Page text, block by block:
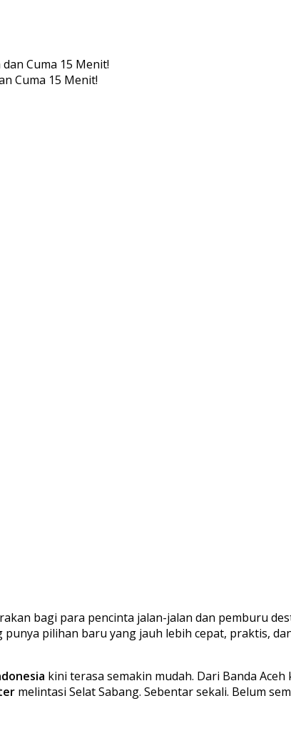
Cuma 15 Menit!
bagi para pencinta jalan-jalan dan pemburu
pilihan baru yang jauh lebih cepat, praktis,
kini terasa semakin mudah. Dari Banda
melintasi Selat Sabang. Sebentar sekali. Belum